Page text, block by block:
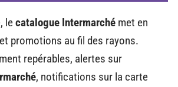
lecatalogue Intermarché met en
et promotions au fil des rayons.
repérables, alertes sur
, notifications sur la carte